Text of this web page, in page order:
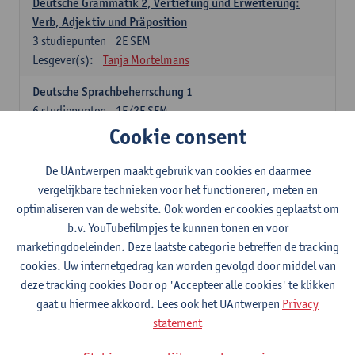
Verb, Adjektiv und Präposition
2E SEM
3 studiepunten
Lesgever(s):
Tanja Mortelmans
Deutsche Sprachbeherrschung 1
1E/2E SEM
6studiepunten
Tanja Mortelmans Alex Haider
Raum
1E/2E SEM
6 studiepunten
Lesgever(s):
Carola Strobl Alex Haider
Engels: verplichte opleidingsonderdelen
Advanced English Grammar for English Language
Professionals
1E/2E SEM
Lesgever(s):
Jim Ureel
Cookie consent
De UAntwerpen maakt gebruik van cookies en daarmee
vergelijkbare technieken voor het functioneren, meten en
optimaliseren van de website. Ook worden er cookies geplaatst om
b.v. YouTubefilmpjes te kunnen tonen en voor
marketingdoeleinden. Deze laatste categorie betreffen de tracking
cookies. Uw internetgedrag kan worden gevolgd door middel van
deze tracking cookies Door op 'Accepteer alle cookies' te klikken
gaat u hiermee akkoord. Lees ook het UAntwerpen Privacy
statement